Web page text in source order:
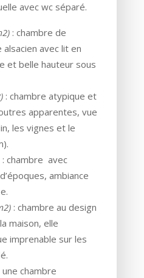
avec wc séparé.
: chambre de
avec lit en
et belle hauteur sous
: chambre atypique et
apparentes, vue
les vignes et le
: chambre avec
ambiance
: chambre au design
maison, elle
imprenable sur les
chambre